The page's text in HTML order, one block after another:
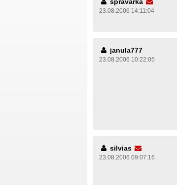
23.08.2006 14:11:04
janula777
23.08.2006 10:22:05
silvias
23.08.2006 09:07:16